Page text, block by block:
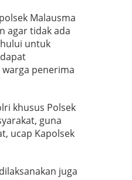
Malausma
agar tidak ada
untuk
penerima
khusus Polsek
guna
ucap Kapolsek
juga